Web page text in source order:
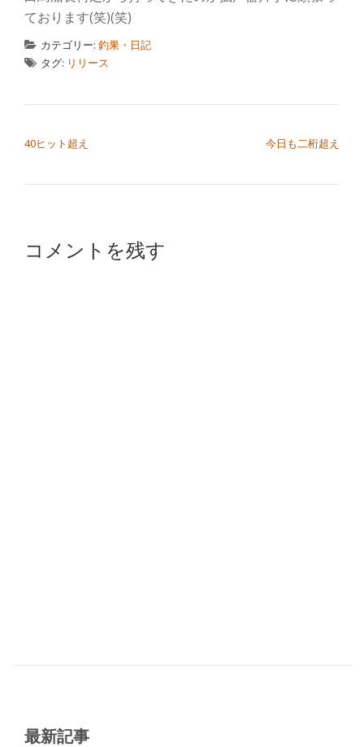
ております(笑)(笑)
カテゴリー: 釣果・日記
タグ: リリース
40ヒット超え 今日も二桁超え
コメントを残す
最新記事